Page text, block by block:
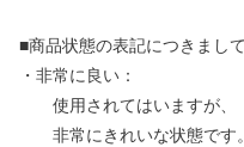
■商品状態の表記につきまして
・非常に良い：
使用されてはいますが、
非常にきれいな状態です。